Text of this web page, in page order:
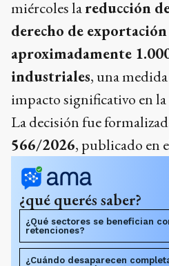
miércoles lareducción
derecho de exportación
aproximadamente
industriales, una
impacto significativo en
La decisión fue
566/2026, publicado en
¿qué querés saber?
¿Qué sectores se benefician
retenciones?
¿Cuándo desaparecen